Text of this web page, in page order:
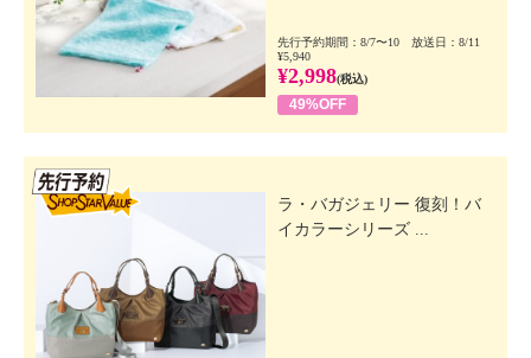
先行予約期間：8/7〜10 放送日：8/11
¥5,940
¥2,998(税込)
49%OFF
ラ・バガジェリー 復刻！バ
イカラーシリーズ ...